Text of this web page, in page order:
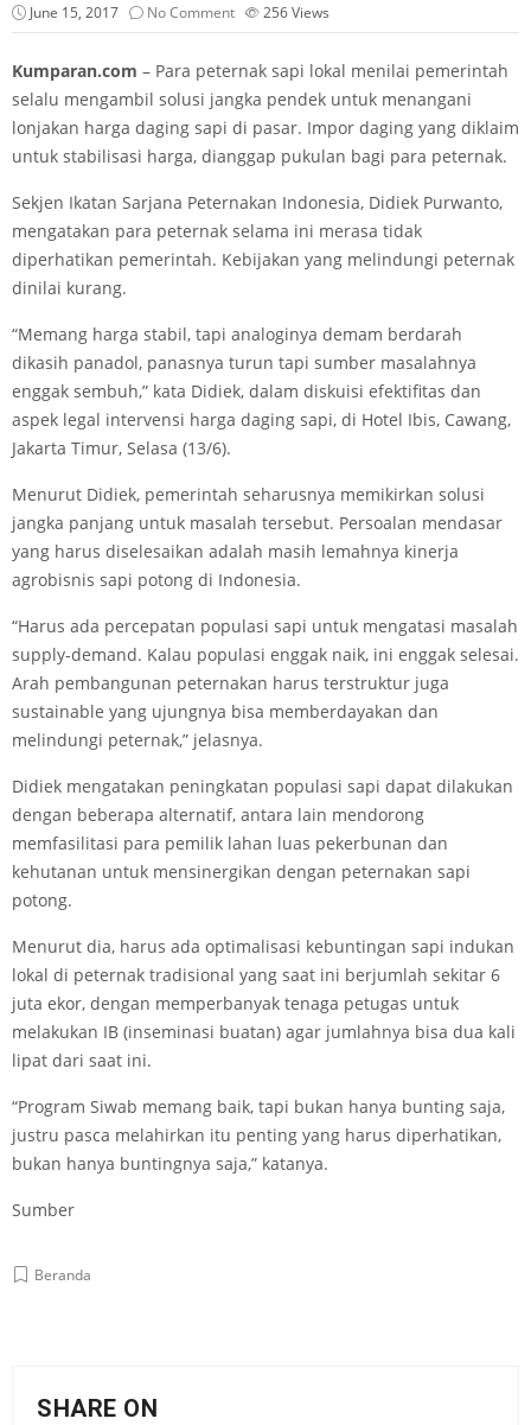
June 15, 2017 No Comment 256Views
Kumparan.com – Para peternak sapi lokal menilai pemerintah
selalu mengambil solusi jangka pendek untuk menangani
lonjakan harga daging sapi di pasar. Impor daging yang diklaim
untuk stabilisasi harga, dianggap pukulan bagi para peternak.
Sekjen Ikatan Sarjana Peternakan Indonesia, Didiek Purwanto,
mengatakan para peternak selama ini merasa tidak
diperhatikan pemerintah. Kebijakan yang melindungi peternak
dinilai kurang.
“Memang harga stabil, tapi analoginya demam berdarah
dikasih panadol, panasnya turun tapi sumber masalahnya
enggak sembuh,” kata Didiek, dalam diskuisi efektifitas dan
aspek legal intervensi harga daging sapi, di Hotel Ibis, Cawang,
Jakarta Timur, Selasa (13/6).
Menurut Didiek, pemerintah seharusnya memikirkan solusi
jangka panjang untuk masalah tersebut. Persoalan mendasar
yang harus diselesaikan adalah masih lemahnya kinerja
agrobisnis sapi potong di Indonesia.
“Harus ada percepatan populasi sapi untuk mengatasi masalah
supply-demand. Kalau populasi enggak naik, ini enggak selesai.
Arah pembangunan peternakan harus terstruktur juga
sustainable yang ujungnya bisa memberdayakan dan
melindungi peternak,” jelasnya.
Didiek mengatakan peningkatan populasi sapi dapat dilakukan
dengan beberapa alternatif, antara lain mendorong
memfasilitasi para pemilik lahan luas pekerbunan dan
kehutanan untuk mensinergikan dengan peternakan sapi
potong.
Menurut dia, harus ada optimalisasi kebuntingan sapi indukan
lokal di peternak tradisional yang saat ini berjumlah sekitar 6
juta ekor, dengan memperbanyak tenaga petugas untuk
melakukan IB (inseminasi buatan) agar jumlahnya bisa dua kali
lipat dari saat ini.
“Program Siwab memang baik, tapi bukan hanya bunting saja,
justru pasca melahirkan itu penting yang harus diperhatikan,
bukan hanya buntingnya saja,” katanya.
Sumber
Beranda
SHARE ON